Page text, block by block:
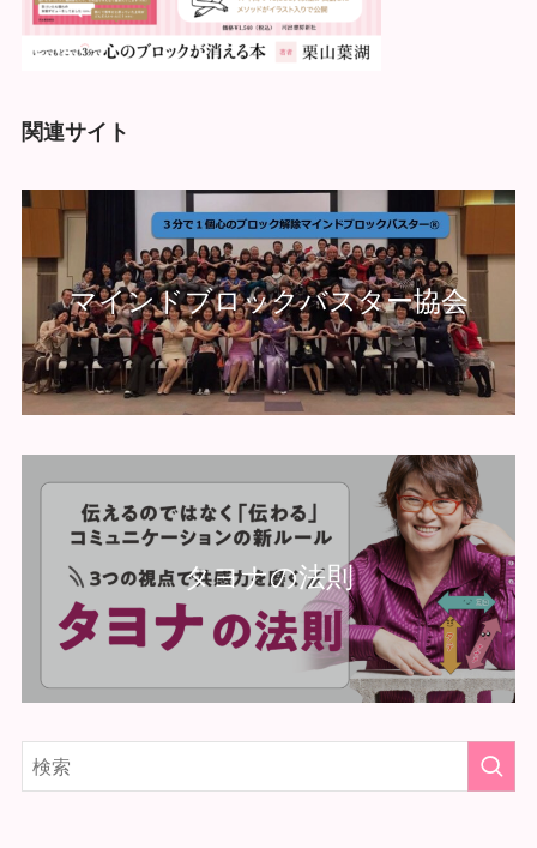
関連サイト
マインドブロックバスター協会
タヨナの法則